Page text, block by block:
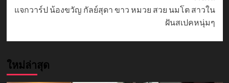
แจกวาร์ป น้องขวัญ กัลย์สุดา ขาว หมวย สวย นมโต สาวใน
ฝันสเปคหนุ่มๆ
ใหม่ล่าสุด